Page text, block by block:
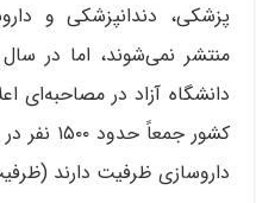
پزشکی، دندانپزشکی و
دانشگاه آزاد در مصاحبه‌ای
کشور
داروسازی ظرفیت دارند (ظرفیت